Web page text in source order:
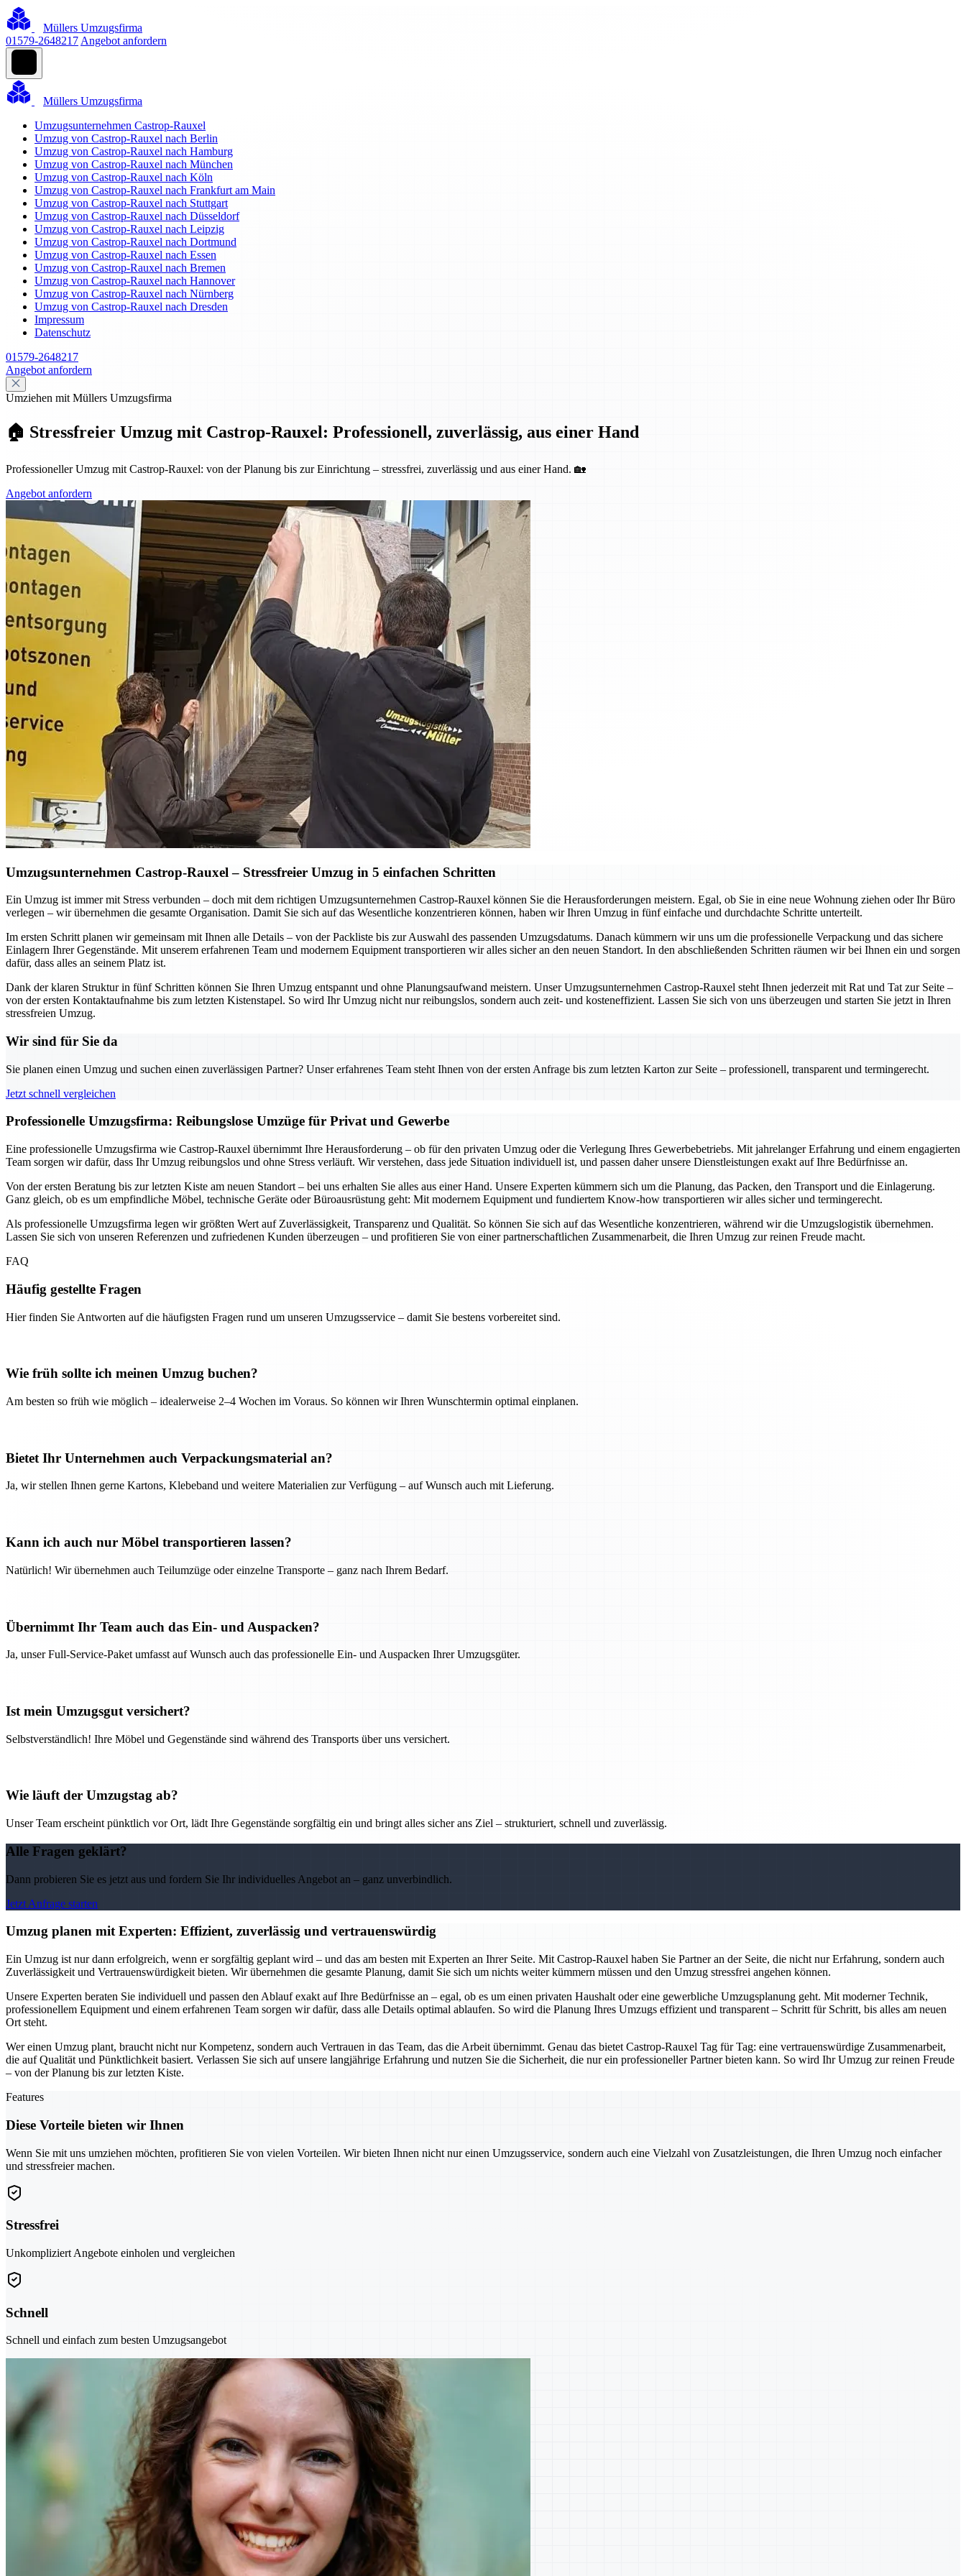
Müllers Umzugsfirma
01579-2648217 Angebot anfordern
Müllers Umzugsfirma
Umzugsunternehmen Castrop-Rauxel
Umzug von Castrop-Rauxel nach Berlin
Umzug von Castrop-Rauxel nach Hamburg
Umzug von Castrop-Rauxel nach München
Umzug von Castrop-Rauxel nach Köln
Umzug von Castrop-Rauxel nach Frankfurt am Main
Umzug von Castrop-Rauxel nach Stuttgart
Umzug von Castrop-Rauxel nach Düsseldorf
Umzug von Castrop-Rauxel nach Leipzig
Umzug von Castrop-Rauxel nach Dortmund
Umzug von Castrop-Rauxel nach Essen
Umzug von Castrop-Rauxel nach Bremen
Umzug von Castrop-Rauxel nach Hannover
Umzug von Castrop-Rauxel nach Nürnberg
Umzug von Castrop-Rauxel nach Dresden
Impressum
Datenschutz
01579-2648217
Angebot anfordern
Umziehen mit Müllers Umzugsfirma
🏠 Stressfreier Umzug mit Castrop-Rauxel: Professionell, zuverlässig, aus einer Hand
Professioneller Umzug mit Castrop-Rauxel: von der Planung bis zur Einrichtung – stressfrei, zuverlässig und aus einer Hand. 🏡
Angebot anfordern
Umzugsunternehmen Castrop-Rauxel – Stressfreier Umzug in 5 einfachen Schritten
Ein Umzug ist immer mit Stress verbunden – doch mit dem richtigen Umzugsunternehmen Castrop-Rauxel können Sie die Herausforderungen meistern. Egal, ob Sie in eine neue Wohnung ziehen oder Ihr Büro
verlegen – wir übernehmen die gesamte Organisation. Damit Sie sich auf das Wesentliche konzentrieren können, haben wir Ihren Umzug in fünf einfache und durchdachte Schritte unterteilt.
Im ersten Schritt planen wir gemeinsam mit Ihnen alle Details – von der Packliste bis zur Auswahl des passenden Umzugsdatums. Danach kümmern wir uns um die professionelle Verpackung und das sichere
Einlagern Ihrer Gegenstände. Mit unserem erfahrenen Team und modernem Equipment transportieren wir alles sicher an den neuen Standort. In den abschließenden Schritten räumen wir bei Ihnen ein und sorgen
dafür, dass alles an seinem Platz ist.
Dank der klaren Struktur in fünf Schritten können Sie Ihren Umzug entspannt und ohne Planungsaufwand meistern. Unser Umzugsunternehmen Castrop-Rauxel steht Ihnen jederzeit mit Rat und Tat zur Seite –
von der ersten Kontaktaufnahme bis zum letzten Kistenstapel. So wird Ihr Umzug nicht nur reibungslos, sondern auch zeit- und kosteneffizient. Lassen Sie sich von uns überzeugen und starten Sie jetzt in Ihren
stressfreien Umzug.
Wir sind für Sie da
Sie planen einen Umzug und suchen einen zuverlässigen Partner? Unser erfahrenes Team steht Ihnen von der ersten Anfrage bis zum letzten Karton zur Seite – professionell, transparent und termingerecht.
Jetzt schnell vergleichen
Professionelle Umzugsfirma: Reibungslose Umzüge für Privat und Gewerbe
Eine professionelle Umzugsfirma wie Castrop-Rauxel übernimmt Ihre Herausforderung – ob für den privaten Umzug oder die Verlegung Ihres Gewerbebetriebs. Mit jahrelanger Erfahrung und einem engagierten
Team sorgen wir dafür, dass Ihr Umzug reibungslos und ohne Stress verläuft. Wir verstehen, dass jede Situation individuell ist, und passen daher unsere Dienstleistungen exakt auf Ihre Bedürfnisse an.
Von der ersten Beratung bis zur letzten Kiste am neuen Standort – bei uns erhalten Sie alles aus einer Hand. Unsere Experten kümmern sich um die Planung, das Packen, den Transport und die Einlagerung.
Ganz gleich, ob es um empfindliche Möbel, technische Geräte oder Büroausrüstung geht: Mit modernem Equipment und fundiertem Know-how transportieren wir alles sicher und termingerecht.
Als professionelle Umzugsfirma legen wir größten Wert auf Zuverlässigkeit, Transparenz und Qualität. So können Sie sich auf das Wesentliche konzentrieren, während wir die Umzugslogistik übernehmen.
Lassen Sie sich von unseren Referenzen und zufriedenen Kunden überzeugen – und profitieren Sie von einer partnerschaftlichen Zusammenarbeit, die Ihren Umzug zur reinen Freude macht.
FAQ
Häufig gestellte Fragen
Hier finden Sie Antworten auf die häufigsten Fragen rund um unseren Umzugsservice – damit Sie bestens vorbereitet sind.
Wie früh sollte ich meinen Umzug buchen?
Am besten so früh wie möglich – idealerweise 2–4 Wochen im Voraus. So können wir Ihren Wunschtermin optimal einplanen.
Bietet Ihr Unternehmen auch Verpackungsmaterial an?
Ja, wir stellen Ihnen gerne Kartons, Klebeband und weitere Materialien zur Verfügung – auf Wunsch auch mit Lieferung.
Kann ich auch nur Möbel transportieren lassen?
Natürlich! Wir übernehmen auch Teilumzüge oder einzelne Transporte – ganz nach Ihrem Bedarf.
Übernimmt Ihr Team auch das Ein- und Auspacken?
Ja, unser Full-Service-Paket umfasst auf Wunsch auch das professionelle Ein- und Auspacken Ihrer Umzugsgüter.
Ist mein Umzugsgut versichert?
Selbstverständlich! Ihre Möbel und Gegenstände sind während des Transports über uns versichert.
Wie läuft der Umzugstag ab?
Unser Team erscheint pünktlich vor Ort, lädt Ihre Gegenstände sorgfältig ein und bringt alles sicher ans Ziel – strukturiert, schnell und zuverlässig.
Alle Fragen geklärt?
Dann probieren Sie es jetzt aus und fordern Sie Ihr individuelles Angebot an – ganz unverbindlich.
Jetzt Anfrage starten
Umzug planen mit Experten: Effizient, zuverlässig und vertrauenswürdig
Ein Umzug ist nur dann erfolgreich, wenn er sorgfältig geplant wird – und das am besten mit Experten an Ihrer Seite. Mit Castrop-Rauxel haben Sie Partner an der Seite, die nicht nur Erfahrung, sondern auch
Zuverlässigkeit und Vertrauenswürdigkeit bieten. Wir übernehmen die gesamte Planung, damit Sie sich um nichts weiter kümmern müssen und den Umzug stressfrei angehen können.
Unsere Experten beraten Sie individuell und passen den Ablauf exakt auf Ihre Bedürfnisse an – egal, ob es um einen privaten Haushalt oder eine gewerbliche Umzugsplanung geht. Mit moderner Technik,
professionellem Equipment und einem erfahrenen Team sorgen wir dafür, dass alle Details optimal ablaufen. So wird die Planung Ihres Umzugs effizient und transparent – Schritt für Schritt, bis alles am neuen
Ort steht.
Wer einen Umzug plant, braucht nicht nur Kompetenz, sondern auch Vertrauen in das Team, das die Arbeit übernimmt. Genau das bietet Castrop-Rauxel Tag für Tag: eine vertrauenswürdige Zusammenarbeit,
die auf Qualität und Pünktlichkeit basiert. Verlassen Sie sich auf unsere langjährige Erfahrung und nutzen Sie die Sicherheit, die nur ein professioneller Partner bieten kann. So wird Ihr Umzug zur reinen Freude
– von der Planung bis zur letzten Kiste.
Features
Diese Vorteile bieten wir Ihnen
Wenn Sie mit uns umziehen möchten, profitieren Sie von vielen Vorteilen. Wir bieten Ihnen nicht nur einen Umzugsservice, sondern auch eine Vielzahl von Zusatzleistungen, die Ihren Umzug noch einfacher
und stressfreier machen.
Stressfrei
Unkompliziert Angebote einholen und vergleichen
Schnell
Schnell und einfach zum besten Umzugsangebot